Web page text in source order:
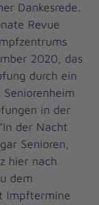
Dankesrede.
Revue
2020, das
durch ein
in der
der Nacht
Senioren,
hier nach
dem
Impftermine